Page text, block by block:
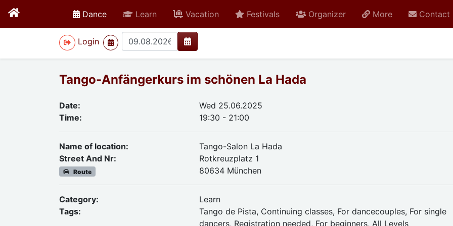
Danceactive Learn Vacation Festivals Organizer More Contact
Login
>
Tango-Anfängerkurs im schönen La Hada
Date:
Wed 25.06.2025
Time:
19:30 - 21:00
Name of location:
Tango-Salon La Hada
Street And Nr:
Route
Rotkreuzplatz 1
80634 München
Category:
Learn
Tags:
Tango de Pista, Continuing classes, For dancecouples, For single
dancers, Registration needed, For beginners, All Levels